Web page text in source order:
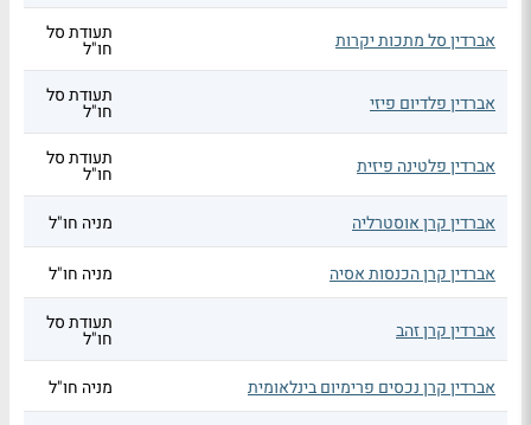
אברדין סל מתכות יקרות תעודת סל
חו"ל
אברדין פלדיום פיזי תעודת סל
חו"ל
אברדין פלטינה פיזית תעודת סל
חו"ל
אברדין קרן אוסטרליה
מניה חו"ל
אברדין קרן הכנסות אסיה מניה חו"ל
אברדין קרן זהב תעודת סל
חו"ל
אברדין קרן נכסים פרימיום בינלאומית
מניה חו"ל